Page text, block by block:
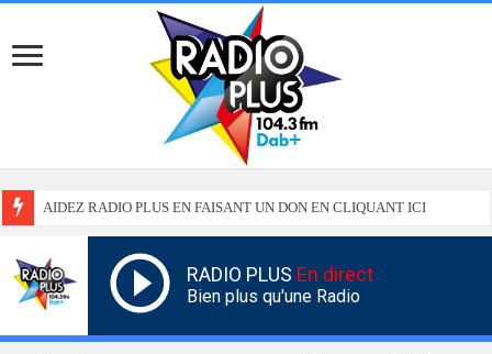
AIDEZ RADIO PLUS EN FAISANT UN DON EN CLIQUANT ICI
RADIO PLUS En direct
Bien plus qu'une Radio